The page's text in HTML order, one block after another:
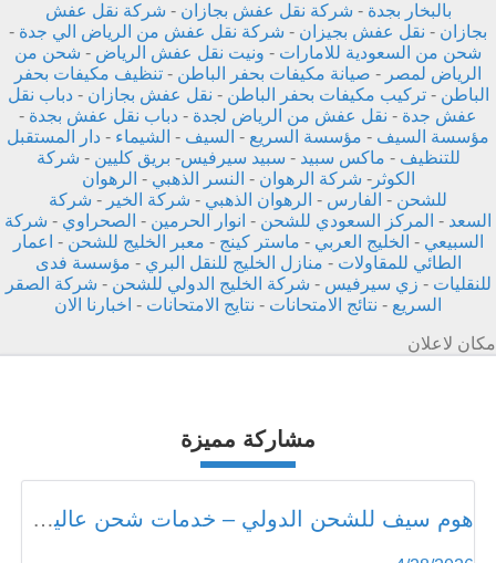
بالبخار بجدة - شركة نقل عفش بجازان - شركة نقل عفش
بجازان - نقل عفش بجيزان - شركة نقل عفش من الرياض الي جدة -
شحن من السعودية للامارات - ونيت نقل عفش الرياض - شحن من
الرياض لمصر - صيانة مكيفات بحفر الباطن - تنظيف مكيفات بحفر
الباطن -تركيب مكيفات بحفر الباطن - نقل عفش بجازان -دباب نقل
عفش جدة - نقل عفش من الرياض لجدة - دباب نقل عفش بجدة -
مؤسسة السيف - مؤسسة السريع - السيف - الشيماء - دار المستقبل
للتنظيف - ماكس سبيد - سبيد سيرفيس- بريق كليين - شركة
الكوثر- شركة الرهوان - النسر الذهبي - الرهوان
للشحن - الفارس - الرهوان الذهبي - شركة الخير - شركة
السعد - المركز السعودي للشحن - انوار الحرمين - الصحراوي - شركة
السبيعي - الخليج العربي - ماستر كينج - معبر الخليج للشحن - اعمار
الطائي للمقاولات - منازل الخليج للنقل البري - مؤسسة فدى
للنقليات - زي سيرفيس - شركة الخليج الدولي للشحن - شركة الصقر
السريع - نتائج الامتحانات - نتايج الامتحانات - اخبارنا الان
مكان لاعلان
مشاركة مميزة
هوم سيف للشحن الدولي – خدمات شحن عالية الجودة بأسعار مناسبة - home-safe.me